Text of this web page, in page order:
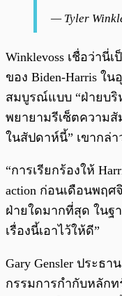
— Tyler
Winklevoss เชื่อว่านี่
ของ Biden-Harris ใ
สมบูรณ์แบบ “ฝ่ายบริ
พยายามรีเซ็ตความ
ในสัปดาห์นี้” เขากล่า
“การเรียกร้องให้
action ก่อนเดือนพฤศ
ฝ่ายใดมากที่สุด ในฐ
เรื่องนี้เอาไว้ให้ดี”
Gary Gensler ประธ
กรรมการกำกับหลัก